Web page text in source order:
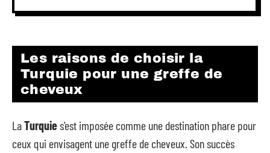
Les raisons de choisir la
Turquie pour une greffe de
cheveux
LaTurquies’est imposée comme une destination phare pour
ceux qui envisagent une greffe de cheveux. Son succès